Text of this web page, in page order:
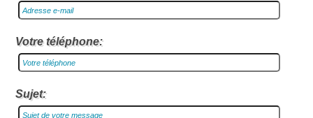
Votre téléphone:
Sujet: